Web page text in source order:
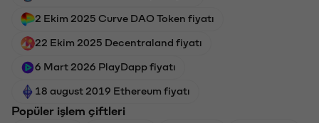
2 Ekim 2025 Curve DAO Token fiyatı
22 Ekim 2025 Decentraland fiyatı
6 Mart 2026 PlayDapp fiyatı
18 august 2019 Ethereum fiyatı
Popüler işlem çiftleri